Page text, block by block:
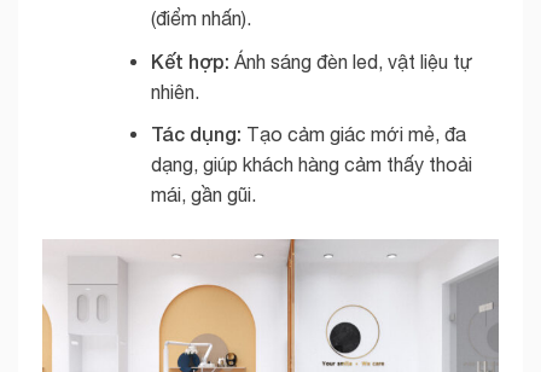
(điểm nhấn).
Kết hợp: Ánh sáng đèn led, vật liệu tự
nhiên.
Tác dụng: Tạo cảm giác mới mẻ, đa
dạng, giúp khách hàng cảm thấy thoải
mái, gần gũi.